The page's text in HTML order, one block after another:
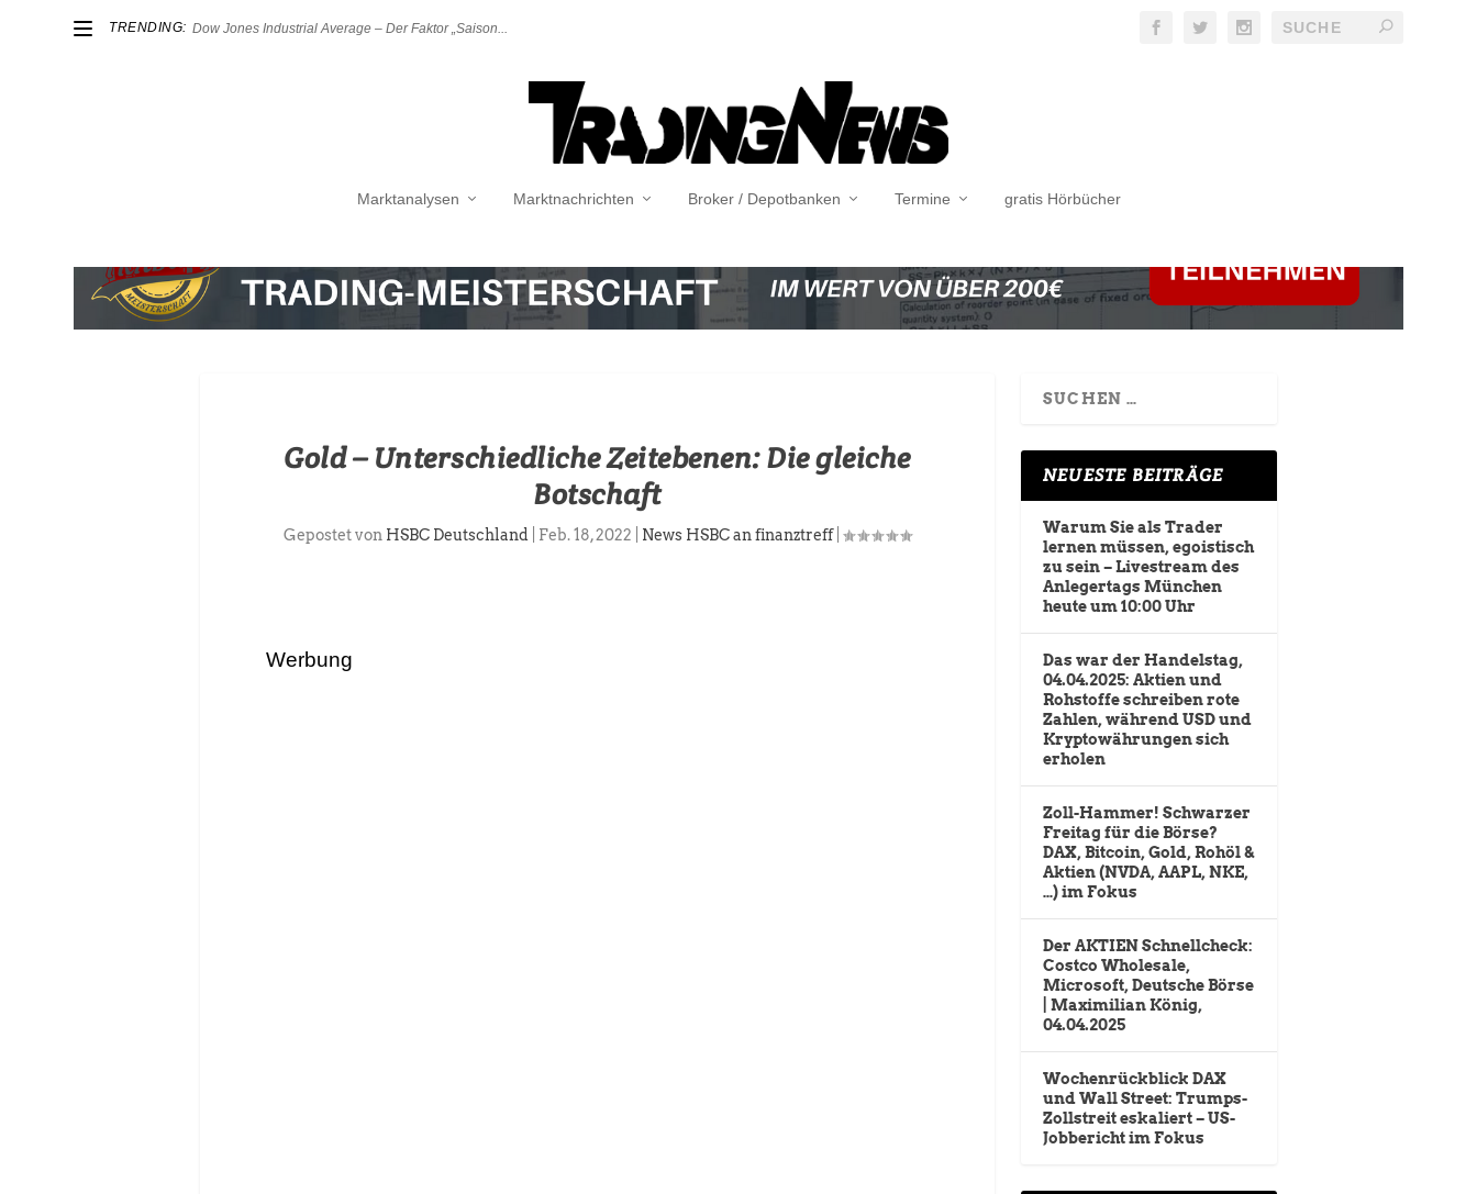
TRENDING: Dow Jones Industrial Average – Der Faktor „Saison...
Marktanalysen Marktnachrichten Broker / Depotbanken Termine gratis Hörbücher
Gold – Unterschiedliche Zeitebenen: Die gleiche
Botschaft
Gepostet von HSBC Deutschland Feb. 18, 2022 News HSBC an finanztreff|
Werbung
NEUESTE BEITRÄGE
Warum Sie als Trader
lernen müssen, egoistisch
zu sein – Livestream des
Anlegertags München
heute um 10:00 Uhr
Das war der Handelstag,
04.04.2025: Aktien und
Rohstoffe schreiben rote
Zahlen, während USD und
Kryptowährungen sich
erholen
Zoll-Hammer! Schwarzer
Freitag für die Börse?
DAX, Bitcoin, Gold, Rohöl &
Aktien (NVDA, AAPL, NKE,
…) im Fokus
Der AKTIEN Schnellcheck:
Costco Wholesale,
Microsoft, Deutsche Börse
| Maximilian König,
04.04.2025
Wochenrückblick DAX
und Wall Street: Trumps-
Zollstreit eskaliert – US-
Jobbericht im Fokus